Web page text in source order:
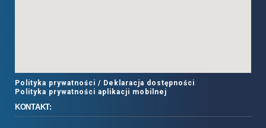
Polityka prywatności / Deklaracja dostępności
Polityka prywatności aplikacji mobilnej
KONTAKT: